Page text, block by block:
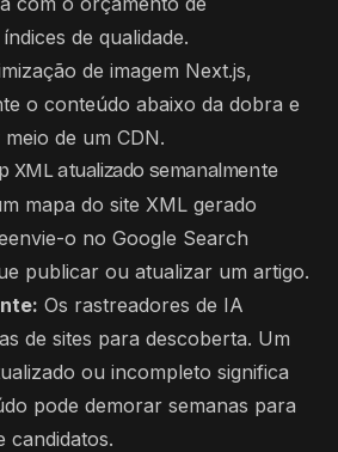
de qualidade.
de imagem Next.js,
o conteúdo abaixo da dobra e
de um CDN.
XML atualizado semanalmente
mapa do site XML gerado
o no Google Search
publicar ou atualizar um artigo.
Os rastreadores de IA
de sites para descoberta. Um
ou incompleto significa
pode demorar semanas para
candidatos.